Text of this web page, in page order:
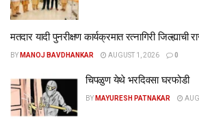
मतदार यादी पुनरीक्षण कार्यक्रमात रत्नागिरी जिल्ह्याची
BY MANOJ BAVDHANKAR AUGUST 1, 2026 0
चिपळुण येथे भरदिवसा घरफोडी
BY MAYURESH PATNAKAR